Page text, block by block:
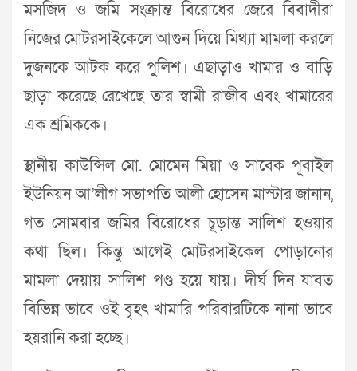
মসজিদ ও জমি সংক্রান্ত বিরোধের জেরে বিবাদীরা
নিজের মোটরসাইকেলে আগুন দিয়ে মিথ্যা মামলা করলে
দুজনকে আটক করে পুলিশ। এছাড়াও খামার ও বাড়ি
ছাড়া করেছে রেখেছে তার স্বামী রাজীব এবং খামারের
এক শ্রমিককে।
স্থানীয় কাউন্সিল মো. মোমেন মিয়া ও সাবেক পূবাইল
ইউনিয়ন আ’লীগ সভাপতি আলী হোসেন মাস্টার জানান,
গত সোমবার জমির বিরোধের চূড়ান্ত সালিশ হওয়ার
কথা ছিল। কিন্তু আগেই মোটরসাইকেল পোড়ানোর
মামলা দেয়ায় সালিশ পণ্ড হয়ে যায়। দীর্ঘ দিন যাবত
বিভিন্ন ভাবে ওই বৃহৎ খামারি পরিবারটিকে নানা ভাবে
হয়রানি করা হচ্ছে।